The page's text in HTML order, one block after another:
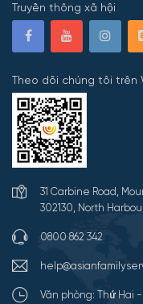
Truyền thông xã hội
Theo dõi chúng tôi trên
31 Carbine Road,
302130, North
0800 862 342
Văn phòng: Thứ Hai